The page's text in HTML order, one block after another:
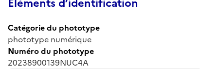
Catégorie du phototype
phototype numérique
Numéro du phototype
20238900139NUC4A